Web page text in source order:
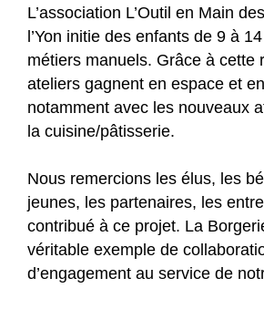
L’association L’Outil en Main
l’Yon initie des enfants de 9 à
métiers manuels. Grâce à cette
ateliers gagnent en espace et
notamment avec les nouveaux
la cuisine/pâtisserie.
Nous remercions les élus, les
jeunes, les partenaires, les
contribué à ce projet. La
véritable exemple de
d’engagement au service de